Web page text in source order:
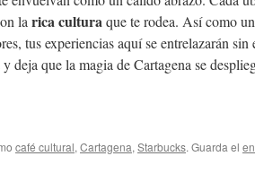
la rica culturaque te rodea. Así como
tus experiencias aquí se entrelazarán sin
deja que la magia de Cartagena se
café cultural, Cartagena, Starbucks. Guarda el